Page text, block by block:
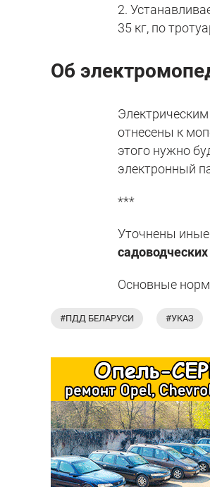
2.
35 кг, по
Об
отнесены к
этого нужно
электронный
***
Уточнены
Основные
#ПДД БЕЛАРУСИ #УКАЗ